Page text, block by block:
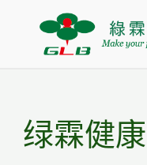
绿霖健康食品服务
绿霖健